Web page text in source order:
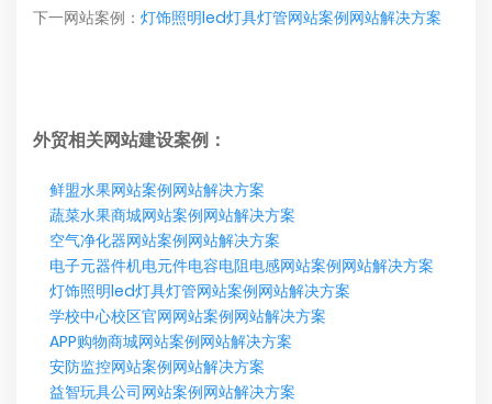
下一网站案例： 灯饰照明led灯具灯管网站案例网站解决方案
外贸相关网站建设案例：
鲜盟水果网站案例网站解决方案
蔬菜水果商城网站案例网站解决方案
空气净化器网站案例网站解决方案
电子元器件机电元件电容电阻电感网站案例网站解决方案
灯饰照明led灯具灯管网站案例网站解决方案
学校中心校区官网网站案例网站解决方案
APP购物商城网站案例网站解决方案
安防监控网站案例网站解决方案
益智玩具公司网站案例网站解决方案